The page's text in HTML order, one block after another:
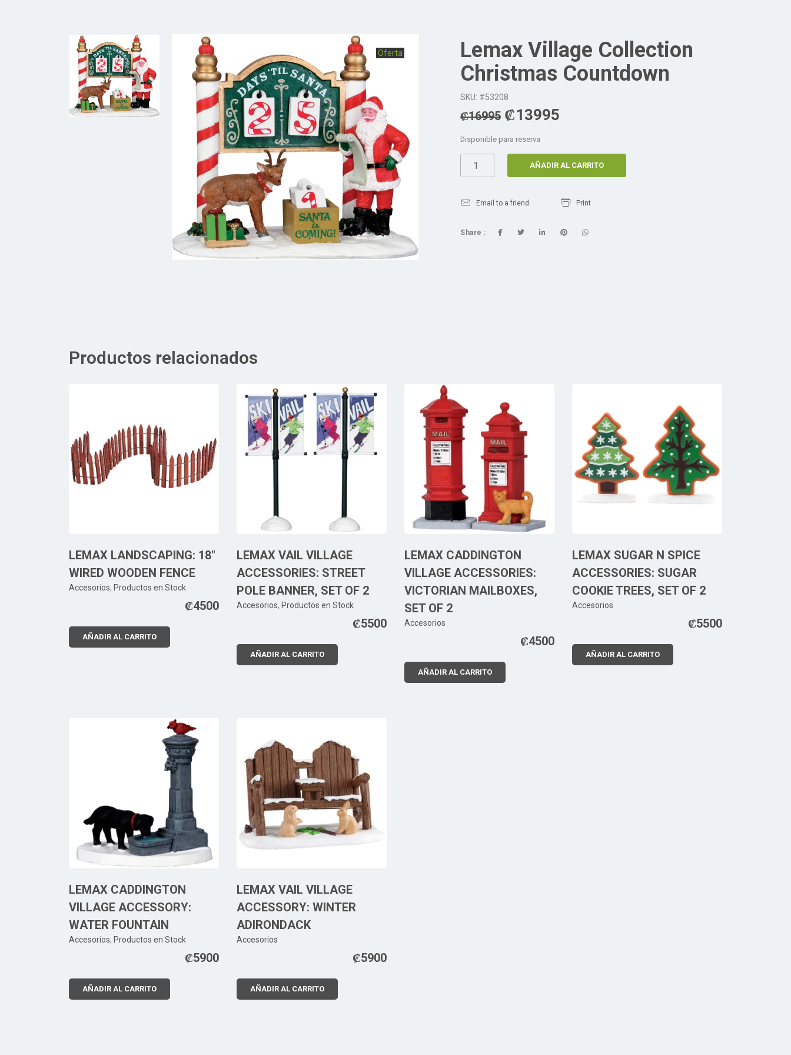
Oferta
Lemax Village Collection
Christmas Countdown
SKU: #53208
₡16995 ₡13995
Disponible para reserva
AÑADIR AL CARRITO
Email to a friend Print
Share :
Productos relacionados
LEMAX LANDSCAPING: 18″
WIRED WOODEN FENCE
Accesorios, Productos en Stock
₡4500
AÑADIR AL CARRITO
LEMAX VAIL VILLAGE
ACCESSORIES: STREET
POLE BANNER, SET OF 2
Accesorios, Productos en Stock
₡5500
AÑADIR AL CARRITO
LEMAX CADDINGTON
VILLAGE ACCESSORIES:
VICTORIAN MAILBOXES,
SET OF 2
Accesorios
₡4500
AÑADIR AL CARRITO
LEMAX SUGAR N SPICE
ACCESSORIES: SUGAR
COOKIE TREES, SET OF 2
Accesorios
₡5500
AÑADIR AL CARRITO
LEMAX CADDINGTON
VILLAGE ACCESSORY:
WATER FOUNTAIN
Accesorios, Productos en Stock
₡5900
AÑADIR AL CARRITO
LEMAX VAIL VILLAGE
ACCESSORY: WINTER
ADIRONDACK
Accesorios
₡5900
AÑADIR AL CARRITO